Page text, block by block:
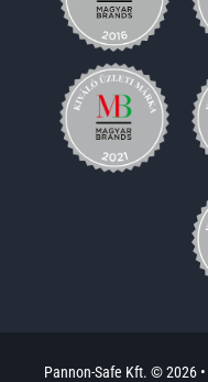
Pannon-Safe Kft. © 2026 •